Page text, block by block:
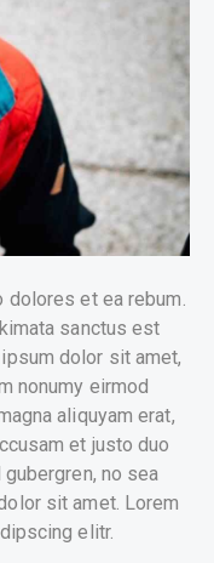
dolores et ea rebum.
sanctus est
dolor sit amet,
nonumy eirmod
aliquyam erat,
et justo duo
no sea
sit amet. Lorem
elitr.